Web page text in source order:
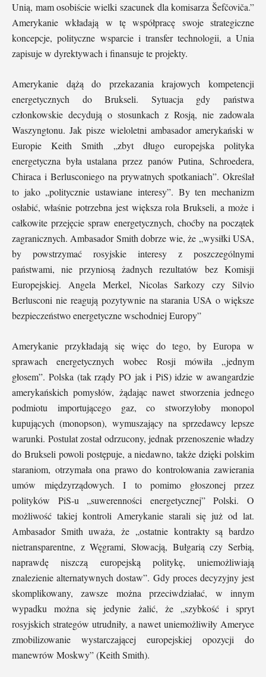
Unią, mam osobiście wielki szacunek dla komisarza Šefčoviča.”
Amerykanie wkładają w tę współpracę swoje strategiczne
koncepcje, polityczne wsparcie i transfer technologii, a Unia
zapisuje w dyrektywach i finansuje te projekty.
Amerykanie dążą do przekazania krajowych kompetencji
energetycznych do Brukseli. Sytuacja gdy państwa
członkowskie decydują o stosunkach z Rosją, nie zadowala
Waszyngtonu. Jak pisze wieloletni ambasador amerykański w
Europie Keith Smith „zbyt długo europejska polityka
energetyczna była ustalana przez panów Putina, Schroedera,
Chiraca i Berlusconiego na prywatnych spotkaniach”. Określał
to jako „politycznie ustawiane interesy”. By ten mechanizm
osłabić, właśnie potrzebna jest większa rola Brukseli, a może i
całkowite przejęcie spraw energetycznych, choćby na początek
zagranicznych. Ambasador Smith dobrze wie, że „wysiłki USA,
by powstrzymać rosyjskie interesy z poszczególnymi
państwami, nie przyniosą żadnych rezultatów bez Komisji
Europejskiej. Angela Merkel, Nicolas Sarkozy czy Silvio
Berlusconi nie reagują pozytywnie na starania USA o większe
bezpieczeństwo energetyczne wschodniej Europy”
Amerykanie przykładają się więc do tego, by Europa w
sprawach energetycznych wobec Rosji mówiła „jednym
głosem”. Polska (tak rządy PO jak i PiS) idzie w awangardzie
amerykańskich pomysłów, żądając nawet stworzenia jednego
podmiotu importującego gaz, co stworzyłoby monopol
kupujących (monopson), wymuszający na sprzedawcy lepsze
warunki. Postulat został odrzucony, jednak przenoszenie władzy
do Brukseli powoli postępuje, a niedawno, także dzięki polskim
staraniom, otrzymała ona prawo do kontrolowania zawierania
umów międzyrządowych. I to pomimo głoszonej przez
polityków PiS-u „suwerenności energetycznej” Polski. O
możliwość takiej kontroli Amerykanie starali się już od lat.
Ambasador Smith uważa, że „ostatnie kontrakty są bardzo
nietransparentne, z Węgrami, Słowacją, Bułgarią czy Serbią,
naprawdę niszczą europejską politykę, uniemożliwiają
znalezienie alternatywnych dostaw”. Gdy proces decyzyjny jest
skomplikowany, zawsze można przeciwdziałać, w innym
wypadku można się jedynie żalić, że „szybkość i spryt
rosyjskich strategów utrudniły, a nawet uniemożliwiły Ameryce
zmobilizowanie wystarczającej europejskiej opozycji do
manewrów Moskwy” (Keith Smith).